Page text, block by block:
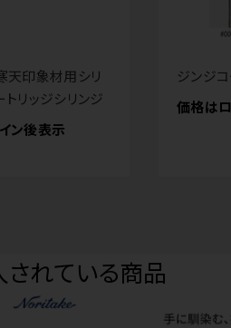
印象材用シリ
リッジシリンジ
ン後表示
ジンジコ
価格は
されている商品